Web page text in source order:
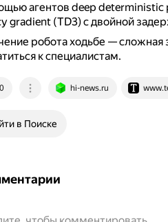
агентов deep
gradient (TD3) с двойной
робота ходьбе — сложная
к специалистам.
0 hi-news.ru
в Поиске